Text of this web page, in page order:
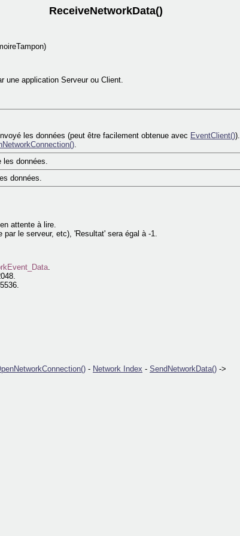
ReceiveNetworkData()
une application Serveur ou Client.
les données (peut être facilement obtenue avec EventClient()).
.
les données.
données.
attente à lire.
le serveur, etc), 'Resultat' sera égal à -1.
.
- Network Index - SendNetworkData() ->